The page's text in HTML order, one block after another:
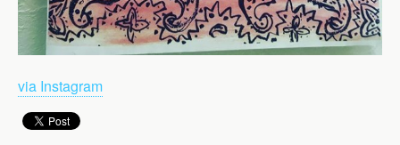
via Instagram